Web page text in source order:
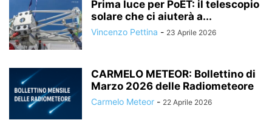
Prima luce per PoET: il telescopio
solare che ci aiuterà a...
Vincenzo Pettina - 23 Aprile 2026
CARMELO METEOR: Bollettino di
Marzo 2026 delle Radiometeore
Carmelo Meteor - 22 Aprile 2026